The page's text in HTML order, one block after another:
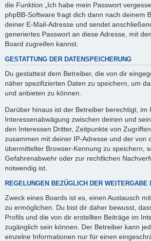
die Funktion „Ich habe mein Passwort
phpBB-Software fragt dich dann nach deinem
deiner E-Mail-Adresse und sendet
generiertes Passwort an diese Adresse, mit
Board zugreifen kannst.
GESTATTUNG DER DATENSPEICHERUNG
Du gestattest dem Betreiber, die von dir
näher spezifizierten Daten zu speichern, um
und anbieten zu können.
Darüber hinaus ist der Betreiber berechtigt, im
Interessenabwägung zwischen deinen und
den Interessen Dritter, Zeitpunkte von
zusammen mit deiner IP-Adresse und der von
übermittelter Browser-Kennung zu speichern,
Gefahrenabwehr oder zur rechtlichen
notwendig ist.
REGELUNGEN BEZÜGLICH DER WEITERGABE
Zweck eines Boards ist es, einen Austausch
zu ermöglichen. Du bist dir daher bewusst,
Profils und die von dir erstellten Beiträge im
zugänglich sein können. Der Betreiber kann
einzelne Informationen nur für einen